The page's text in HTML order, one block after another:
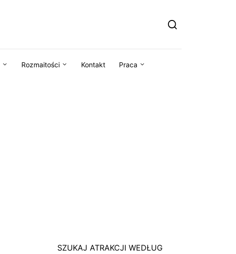
Rozmaitości Kontakt Praca
SZUKAJ ATRAKCJI WEDŁUG